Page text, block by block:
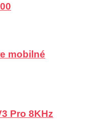
mobilné
Pro 8KHz